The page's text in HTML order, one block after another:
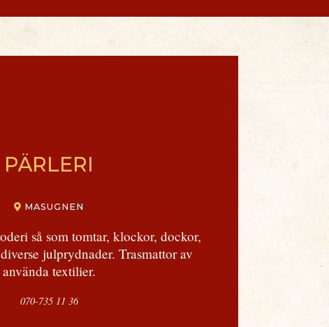
PÄRLERI
MASUGNEN
så som tomtar, klockor, dockor,
julprydnader. Trasmattor av
använda textilier.
070-735 11 36